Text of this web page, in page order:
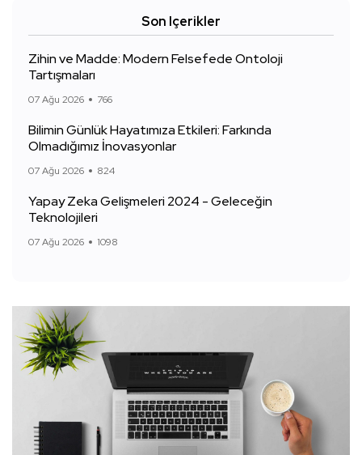
Son Içerikler
Zihin ve Madde: Modern Felsefede Ontoloji
Tartışmaları
07 Ağu 2026 766
Bilimin Günlük Hayatımıza Etkileri: Farkında
Olmadığımız İnovasyonlar
07 Ağu 2026 824
Yapay Zeka Gelişmeleri 2024 - Geleceğin
Teknolojileri
07 Ağu 2026 1098